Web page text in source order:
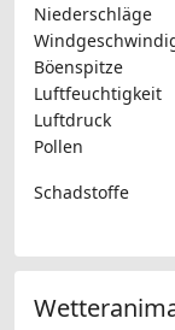
Niederschläge
Böenspitze
Luftfeuchtigkeit
Luftdruck
Pollen
Schadstoffe